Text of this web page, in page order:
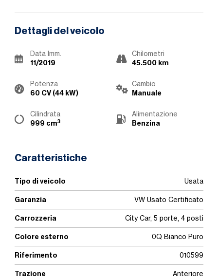
Dettagli del veicolo
Data Imm.
11/2019
Chilometri
45.500 km
Potenza
60 CV (44 kW)
Cambio
Manuale
Cilindrata
999 cm3
Alimentazione
Benzina
Caratteristiche
Tipo di veicolo Usata
Garanzia VW Usato Certificato
Carrozzeria City Car, 5 porte, 4 posti
Colore esterno 0Q Bianco Puro
Riferimento 010599
Trazione Anteriore